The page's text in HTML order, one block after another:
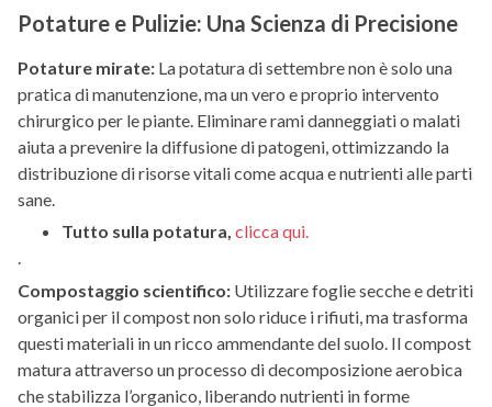
Potature e Pulizie: Una Scienza di Precisione
Potature mirate: La potatura di settembre non è solo una
pratica di manutenzione, ma un vero e proprio intervento
chirurgico per le piante. Eliminare rami danneggiati o malati
aiuta a prevenire la diffusione di patogeni, ottimizzando la
distribuzione di risorse vitali come acqua e nutrienti alle parti
sane.
Tutto sulla potatura, clicca qui.
.
Compostaggio scientifico: Utilizzare foglie secche e detriti
organici per il compost non solo riduce i rifiuti, ma trasforma
questi materiali in un ricco ammendante del suolo. Il compost
matura attraverso un processo di decomposizione aerobica
che stabilizza l’organico, liberando nutrienti in forme